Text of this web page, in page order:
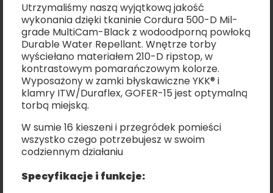
Utrzymaliśmy naszą wyjątkową jakość
wykonania dzięki tkaninie Cordura 500-D Mil-
grade MultiCam-Black z wodoodporną powłoką
Durable Water Repellant. Wnętrze torby
wyściełano materiałem 210-D ripstop, w
kontrastowym pomarańczowym kolorze.
Wyposażony w zamki błyskawiczne YKK® i
klamry ITW/Duraflex, GOFER-15 jest optymalną
torbą miejską.
W sumie 16 kieszeni i przegródek pomieści
wszystko czego potrzebujesz w swoim
codziennym działaniu
Specyfikacje i funkcje: